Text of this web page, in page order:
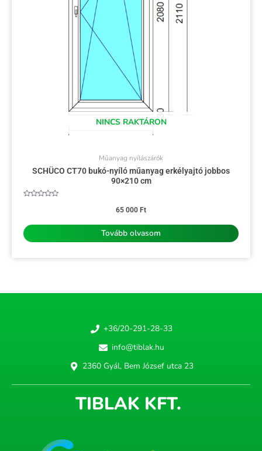
NINCS RAKTÁRON
Műanyag nyílászárók
SCHÜCO CT70 bukó-nyíló műanyag erkélyajtó jobbos
90×210 cm
65 000 Ft
Tovább olvasom
+36/20-291-28-33
info@tiblak.hu
2360 Gyál, Bem József utca 23
TIBLAK KFT.